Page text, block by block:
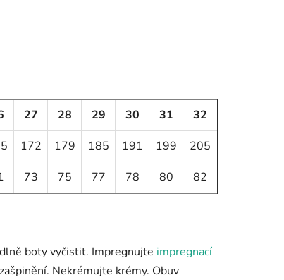
27 28 29 30 31
32
172 179 185 191 199
205
73 75 77 78 80 82
boty vyčistit. Impregnujte impregnací
Nekrémujte krémy. Obuv